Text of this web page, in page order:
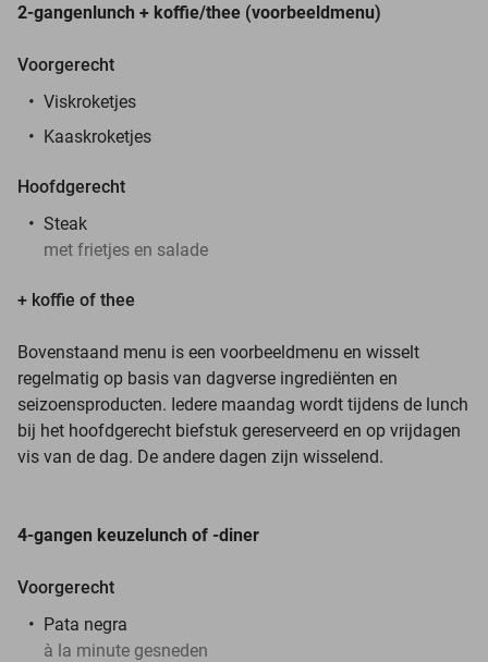
2-gangenlunch + koffie/thee (voorbeeldmenu)
Voorgerecht
Viskroketjes
Kaaskroketjes
Hoofdgerecht
Steak
met frietjes en salade
+ koffie of thee
Bovenstaand menu is een voorbeeldmenu en wisselt
regelmatig op basis van dagverse ingrediënten en
seizoensproducten. Iedere maandag wordt tijdens de lunch
bij het hoofdgerecht biefstuk gereserveerd en op vrijdagen
vis van de dag. De andere dagen zijn wisselend.
4-gangen keuzelunch of -diner
Voorgerecht
Pata negra
à la minute gesneden